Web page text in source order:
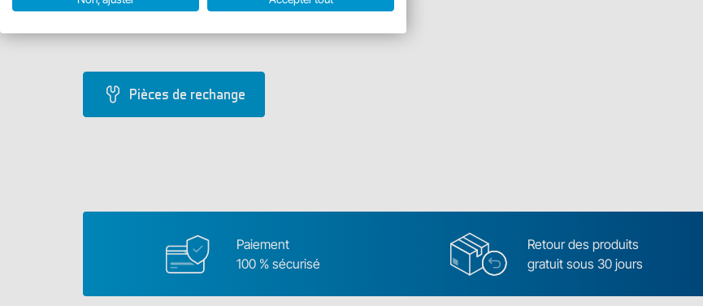
Pièces de rechange
Paiement
100 % sécurisé
Retour des produits
gratuit sous 30 jours